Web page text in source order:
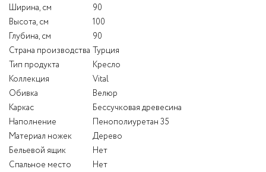
Ширина, см
90
Высота, см
100
Глубина, см
90
Страна производства Турция
Тип продукта
Кресло
Коллекция
Vital
Обивка
Велюр
Каркас
Бессучковая древесина
Наполнение
Пенополиуретан 35
Материал ножек
Дерево
Бельевой ящик
Нет
Спальное место
Нет